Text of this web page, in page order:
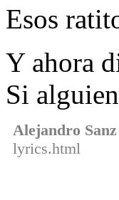
Esos
Y ahora
Si
Alejandro
lyrics.html